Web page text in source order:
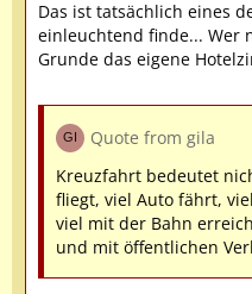
Das ist tatsächlich eines
einleuchtend finde... Wer
Grunde das eigene
Quote from gila
Kreuzfahrt bedeutet
fliegt, viel Auto fährt,
viel mit der Bahn
und mit öffentlichen